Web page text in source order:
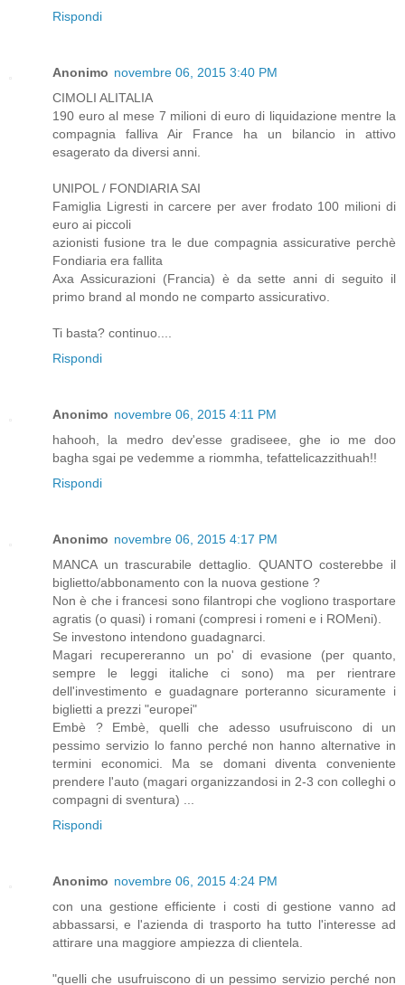
Rispondi
Anonimo novembre 06, 2015 3:40 PM
CIMOLI ALITALIA
190 euro al mese 7 milioni di euro di liquidazione mentre la
compagnia falliva Air France ha un bilancio in attivo
esagerato da diversi anni.
UNIPOL / FONDIARIA SAI
Famiglia Ligresti in carcere per aver frodato 100 milioni di
euro ai piccoli
azionisti fusione tra le due compagnia assicurative perchè
Fondiaria era fallita
Axa Assicurazioni (Francia) è da sette anni di seguito il
primo brand al mondo ne comparto assicurativo.
Ti basta? continuo....
Rispondi
Anonimo novembre 06, 2015 4:11 PM
hahooh, la medro dev'esse gradiseee, ghe io me doo
bagha sgai pe vedemme a riommha, tefattelicazzithuah!!
Rispondi
Anonimo novembre 06, 2015 4:17 PM
MANCA un trascurabile dettaglio. QUANTO costerebbe il
biglietto/abbonamento con la nuova gestione ?
Non è che i francesi sono filantropi che vogliono trasportare
agratis (o quasi) i romani (compresi i romeni e i ROMeni).
Se investono intendono guadagnarci.
Magari recupereranno un po' di evasione (per quanto,
sempre le leggi italiche ci sono) ma per rientrare
dell'investimento e guadagnare porteranno sicuramente i
biglietti a prezzi "europei"
Embè ? Embè, quelli che adesso usufruiscono di un
pessimo servizio lo fanno perché non hanno alternative in
termini economici. Ma se domani diventa conveniente
prendere l'auto (magari organizzandosi in 2-3 con colleghi o
compagni di sventura) ...
Rispondi
Anonimo novembre 06, 2015 4:24 PM
con una gestione efficiente i costi di gestione vanno ad
abbassarsi, e l'azienda di trasporto ha tutto l'interesse ad
attirare una maggiore ampiezza di clientela.
"quelli che usufruiscono di un pessimo servizio perché non